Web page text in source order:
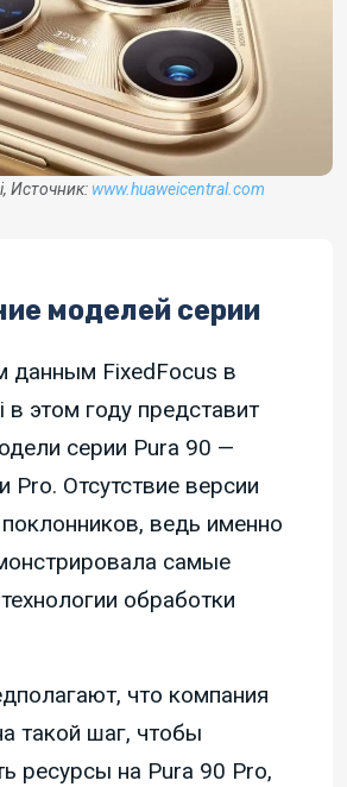
Источник: www.huaweicentral.com
моделей серии
данным FixedFocus в
в этом году представит
серии Pura 90 —
Pro. Отсутствие версии
ведь именно
самые
обработки
что компания
такой шаг, чтобы
ресурсы на Pura 90 Pro,